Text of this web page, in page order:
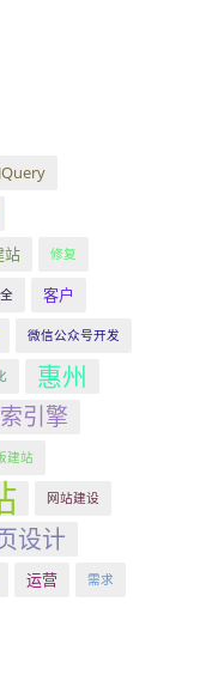
JQuery
站 修复
客户
微信公众号开发
惠州
引擎
建站
网站建设
设计
运营 需求